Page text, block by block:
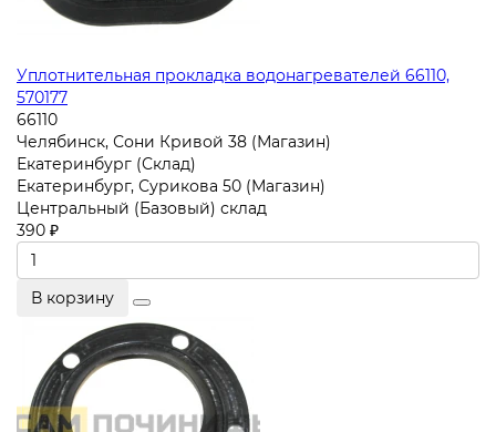
Уплотнительная прокладка водонагревателей 66110,
570177
66110
Челябинск, Сони Кривой 38 (Магазин)
Екатеринбург (Склад)
Екатеринбург, Сурикова 50 (Магазин)
Центральный (Базовый) склад
390 ₽
В корзину